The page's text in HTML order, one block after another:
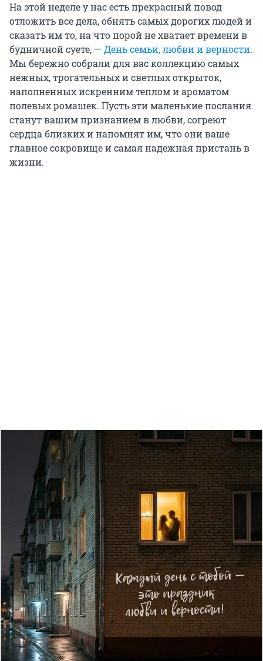
На этой неделе у нас есть прекрасный повод
отложить все дела, обнять самых дорогих людей и
сказать им то, на что порой не хватает времени в
будничной суете, — День семьи, любви и верности.
Мы бережно собрали для вас коллекцию самых
нежных, трогательных и светлых открыток,
наполненных искренним теплом и ароматом
полевых ромашек. Пусть эти маленькие послания
станут вашим признанием в любви, согреют
сердца близких и напомнят им, что они ваше
главное сокровище и самая надежная пристань в
жизни.